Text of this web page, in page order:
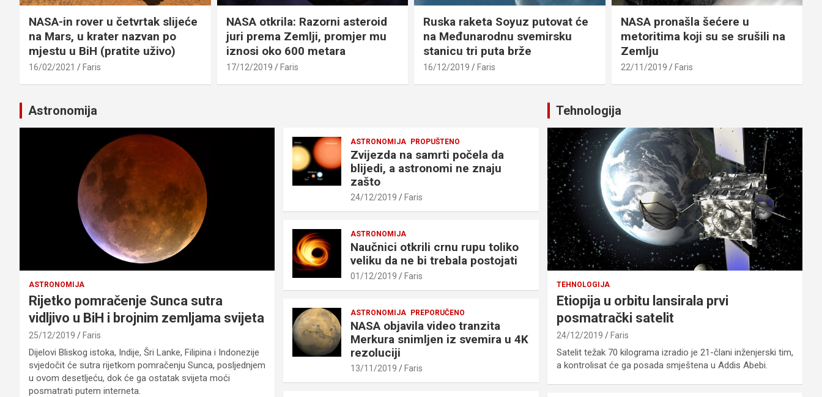
NASA-in rover u četvrtak slijeće
na Mars, u krater nazvan po
mjestu u BiH (pratite uživo)
16/02/2021 Faris
NASA otkrila: Razorni asteroid
juri prema Zemlji, promjer mu
iznosi oko 600 metara
17/12/2019 Faris
Ruska raketa Soyuz putovat će
na Međunarodnu svemirsku
stanicu tri puta brže
16/12/2019 Faris
NASA pronašla šećere u
metoritima koji su se srušili na
Zemlju
22/11/2019 Faris
Astronomija
ASTRONOMIJA
Rijetko pomračenje Sunca sutra
vidljivo u BiH i brojnim zemljama svijeta
25/12/2019 Faris
Dijelovi Bliskog istoka, Indije, Šri Lanke, Filipina i Indonezije
svjedočit će sutra rijetkom pomračenju Sunca, posljednjem
u ovom desetljeću, dok će ga ostatak svijeta moći
posmatrati putem interneta.
ASTRONOMIJA PROPUŠTENO
Zvijezda na samrti počela da
blijedi, a astronomi ne znaju
zašto
24/12/2019 Faris
ASTRONOMIJA
Naučnici otkrili crnu rupu toliko
veliku da ne bi trebala postojati
01/12/2019 Faris
ASTRONOMIJA PREPORUČENO
NASA objavila video tranzita
Merkura snimljen iz svemira u 4K
rezoluciji
13/11/2019 Faris
Tehnologija
TEHNOLOGIJA
Etiopija u orbitu lansirala prvi
posmatrački satelit
24/12/2019 Faris
Satelit težak 70 kilograma izradio je 21-člani inženjerski tim,
a kontrolisat će ga posada smještena u Addis Abebi.